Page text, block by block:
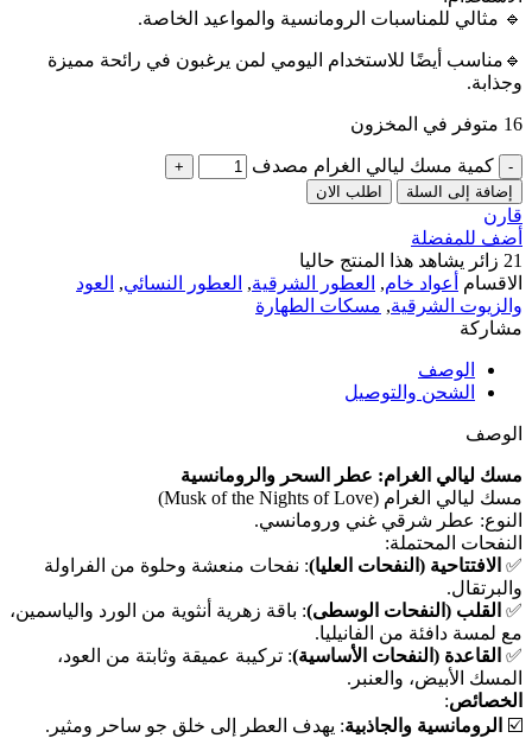
🔹️ مثالي للمناسبات الرومانسية والمواعيد الخاصة.
🔹️مناسب أيضًا للاستخدام اليومي لمن يرغبون في رائحة مميزة
وجذابة.
16 متوفر في المخزون
كمية مسك ليالي الغرام مصدف
إضافة إلى السلة اطلب الان
قارن
أضف للمفضلة
21 زائر يشاهد هذا المنتج حاليا
الاقسام
أعواد خام, العطور الشرقية, العطور النسائي, العود
والزيوت الشرقية, مسكات الطهارة
مشاركة
الوصف
الشحن والتوصيل
الوصف
مسك ليالي الغرام: عطر السحر والرومانسية
مسك ليالي الغرام (Musk of the Nights of Love)
النوع: عطر شرقي غني ورومانسي.
النفحات المحتملة:
✅️ الافتتاحية (النفحات العليا): نفحات منعشة وحلوة من الفراولة
والبرتقال.
✅️ القلب (النفحات الوسطى): باقة زهرية أنثوية من الورد والياسمين،
مع لمسة دافئة من الفانيليا.
✅️ القاعدة (النفحات الأساسية): تركيبة عميقة وثابتة من العود،
المسك الأبيض، والعنبر.
الخصائص:
☑️
الرومانسية والجاذبية: يهدف العطر إلى خلق جو ساحر ومثير.